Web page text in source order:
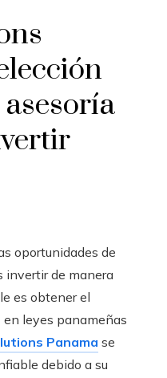
oportunidades de
invertir de manera
es obtener el
leyes panameñas
Panama se
debido a su